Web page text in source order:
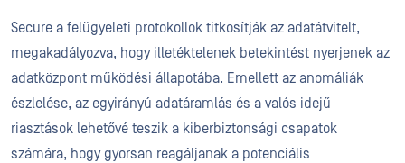
Secure a felügyeleti protokollok titkosítják az adatátvitelt,
megakadályozva, hogy illetéktelenek betekintést nyerjenek az
adatközpont működési állapotába. Emellett az anomáliák
észlelése, az egyirányú adatáramlás és a valós idejű
riasztások lehetővé teszik a kiberbiztonsági csapatok
számára, hogy gyorsan reagáljanak a potenciális